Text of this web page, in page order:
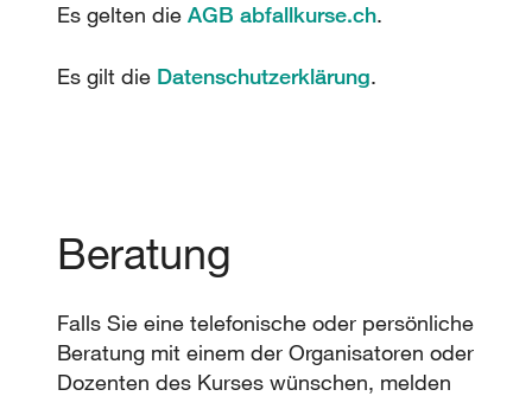
Es gelten die AGB abfallkurse.ch.
Es gilt die Datenschutzerklärung.
Beratung
Falls Sie eine telefonische oder persönliche
Beratung mit einem der Organisatoren oder
Dozenten des Kurses wünschen, melden